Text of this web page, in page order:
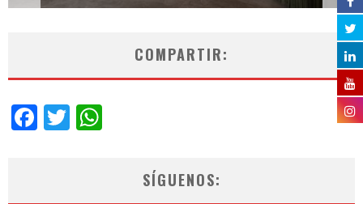
COMPARTIR:
Facebook
Twitter
SÍGUENOS: